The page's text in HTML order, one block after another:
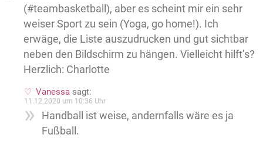
(#teambasketball), aber es scheint mir ein sehr
weiser Sport zu sein (Yoga, go home!). Ich
erwäge, die Liste auszudrucken und gut sichtbar
neben den Bildschirm zu hängen. Vielleicht hilft’s?
Herzlich: Charlotte
Vanessa sagt:
11.12.2020 um 10:36 Uhr
Handball ist weise, andernfalls wäre es ja
Fußball.